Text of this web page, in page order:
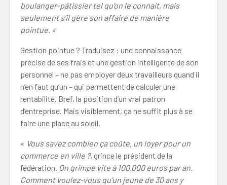
boulanger-pâtissier tel qu’on le connait, mais
seulement s’il gère son affaire de manière
pointue. »
Gestion pointue ? Traduisez : une connaissance
précise de ses frais et une gestion intelligente de son
personnel – ne pas employer deux travailleurs quand il
n’en faut qu’un – qui permettent de calculer une
rentabilité. Bref, la position d’un vrai patron
d’entreprise. Mais visiblement, ça ne suffit plus à se
faire une place au soleil.
« Vous savez combien ça coûte, un loyer pour un
commerce en ville ?, grince le président de la
fédération. On grimpe vite à 100.000 euros par an.
Comment voulez-vous qu’un jeune de 30 ans y